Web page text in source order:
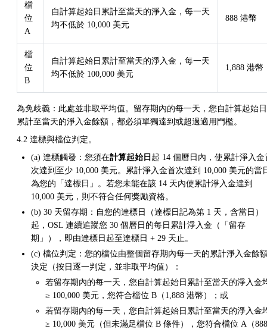
檔
位
A
自計算起始日累計至當天的淨入金，每一天
均不低於 10,000 美元
888 港幣
檔
位
B
自計算起始日累計至當天的淨入金，每一天
均不低於 100,000 美元
1,888 港幣
為免歧義：此處並非取平均值。留存期內的每一天，您自計算起始日
累計至當天的淨入金餘額，都必須單獨達到或超過適用門檻。
4.2 達標與檔位判定。
(a) 達標觸發：您須在計算起始日 起 14 個曆日內，使累計淨入金
次達到至少 10,000 美元。累計淨入金首次達到 10,000 美元的當
為您的「達標日」。若您未能在該 14 天內使累計淨入金達到
10,000 美元，則不符合任何獎勵資格。
(b) 30 天留存期：自您的達標日（達標日記為第 1 天，含當日）
起，OSL 連續追蹤您 30 個曆日的每日累計淨入金（「留存
期」），即由達標日起至達標日 + 29 天止。
(c) 檔位判定：您的檔位由整個留存期內每一天的累計淨入金餘
決定（按日逐一判定，並非取平均值）：
若留存期內的每一天，您自計算起始日累計至當天的淨入金
≥ 100,000 美元，您符合檔位 B（1,888 港幣）；或
若留存期內的每一天，您自計算起始日累計至當天的淨入金
≥ 10,000 美元（但未滿足檔位 B 條件），您符合檔位 A（888